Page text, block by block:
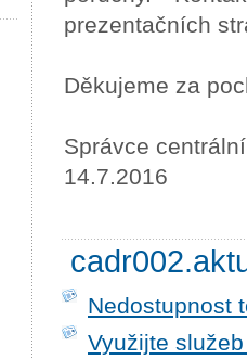
prezentačních
Děkujeme za
Správce
14.7.2016
Nedostupnost
Využijte